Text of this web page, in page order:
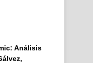
Análisis